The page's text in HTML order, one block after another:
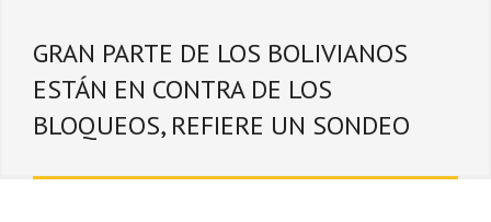
GRAN PARTE DE LOS BOLIVIANOS
ESTÁN EN CONTRA DE LOS
BLOQUEOS, REFIERE UN SONDEO